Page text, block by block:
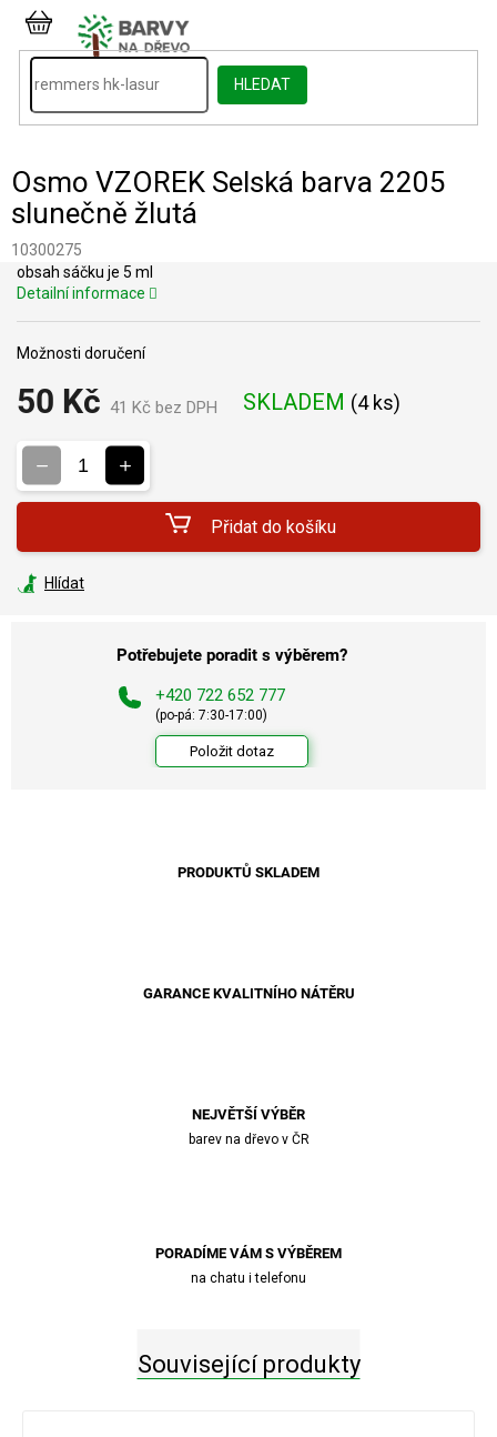
Přejít
obsah
HLEDAT
NÁKUPNÍ
KOŠÍK
Osmo VZOREK Selská barva 2205
slunečně žlutá
10300275
50 Kč 41 Kč bez DPH SKLADEM (4 ks)
Možnosti doručení
Přidat do košíku
obsah sáčku je 5 ml
Detailní informace
Hlídat
Potřebujete poradit s výběrem?
+420 722 652 777
(po-pá: 7:30-17:00)
Položit dotaz
PRODUKTŮ SKLADEM
GARANCE KVALITNÍHO NÁTĚRU
NEJVĚTŠÍ VÝBĚR
barev na dřevo v ČR
PORADÍME VÁM S VÝBĚREM
na chatu i telefonu
Související produkty